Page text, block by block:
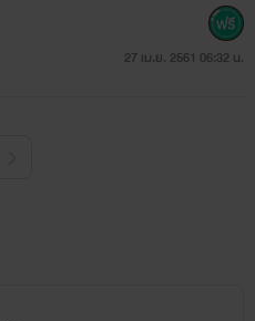
รักชาย
27 เม.ย. 2561 06:32 น.